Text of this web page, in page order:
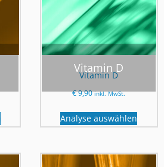
Vitamin D
Vitamin D
€9,90 inkl. MwSt.
Analyse auswählen